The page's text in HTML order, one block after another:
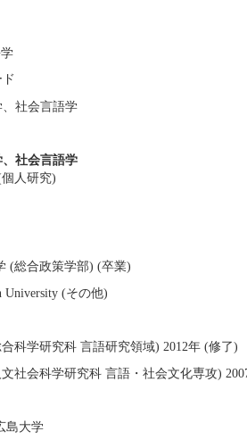
社会言語学
社会言語学
人研究)
(総合政策学部) (卒業)
University (その他)
科学研究科 言語研究領域) 2012年 (修了)
社会科学研究科 言語・社会文化専攻)
島大学